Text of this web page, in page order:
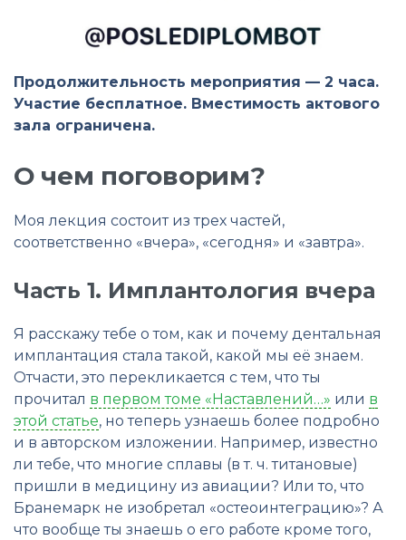
Продолжительность мероприятия — 2 часа.
Участие бесплатное. Вместимость актового
зала ограничена.
О чем поговорим?
Моя лекция состоит из трех частей,
соответственно «вчера», «сегодня» и «завтра».
Часть 1. Имплантология вчера
Я расскажу тебе о том, как и почему дентальная
имплантация стала такой, какой мы её знаем.
Отчасти, это перекликается с тем, что ты
прочитал в первом томе «Наставлений…» или в
этой статье, но теперь узнаешь более подробно
и в авторском изложении. Например, известно
ли тебе, что многие сплавы (в т. ч. титановые)
пришли в медицину из авиации? Или то, что
Бранемарк не изобретал «остеоинтеграцию»? А
что вообще ты знаешь о его работе кроме того,